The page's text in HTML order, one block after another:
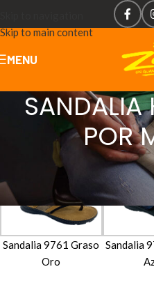
Skip to main content
MENU
SANDALIA
POR
Sandalia 9761 Graso
Oro
Sandalia